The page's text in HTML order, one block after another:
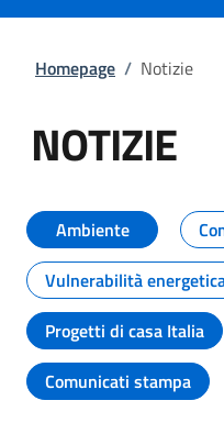
Homepage / Notizie
NOTIZIE
Tutti iAmbiente
Vulnerabilità
Progetti di casa Italia
Comunicati stampa